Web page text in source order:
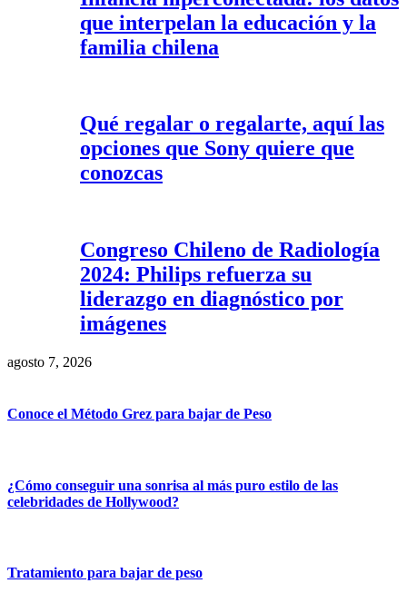
que interpelan la educación y la
familia chilena
Qué regalar o regalarte, aquí las
opciones que Sony quiere que
conozcas
Congreso Chileno de Radiología
2024: Philips refuerza su
liderazgo en diagnóstico por
imágenes
agosto 7, 2026
Conoce el Método Grez para bajar de Peso
¿Cómo conseguir una sonrisa al más puro estilo de las
celebridades de Hollywood?
Tratamiento para bajar de peso